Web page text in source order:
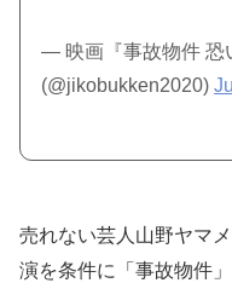
— 映画『事故物件 恐
(@jikobukken2020)
売れない芸人山野ヤマ
演を条件に「事故物件